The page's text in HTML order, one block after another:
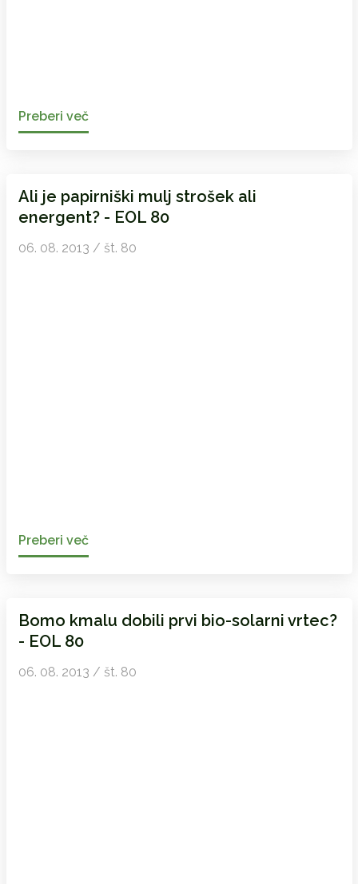
Preberi več
Ali je papirniški mulj strošek ali
energent? - EOL 80
06. 08. 2013 / št. 80
Preberi več
Bomo kmalu dobili prvi bio-solarni vrtec?
- EOL 80
06. 08. 2013 / št. 80